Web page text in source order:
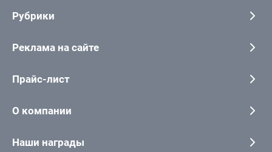
Рубрики
Реклама на сайте
Прайс-лист
О компании
Наши награды